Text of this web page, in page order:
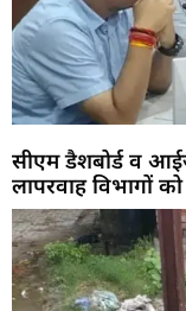
सीएम डैशबोर्ड व
लापरवाह विभागों